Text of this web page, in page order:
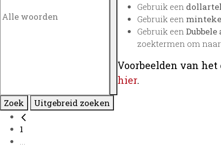
Gebruik een
Gebruik een
Gebruik een
zoektermen om
Voorbeelden van
hier.
Zoek Uitgebreid zoeken
1